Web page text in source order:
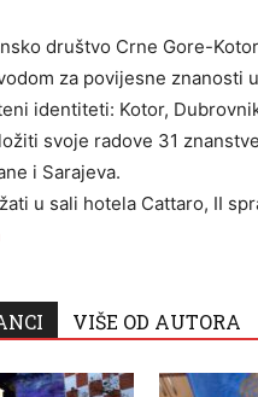
društvo Crne Gore-
za povijesne
identiteti: Kotor,
svoje radove 31
i Sarajeva.
u sali hotela Cattaro, II
VIŠE OD AUTORA